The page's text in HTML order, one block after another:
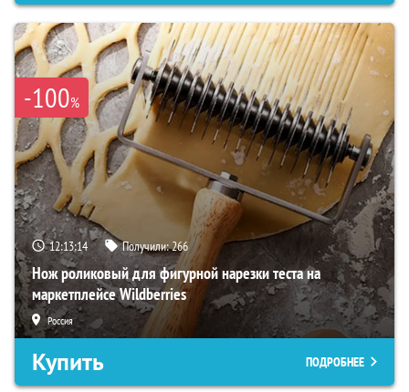
-100%
12:13:13 Получили:266
Нож роликовый для фигурной нарезки теста на
маркетплейсе Wildberries
Россия
Купить ПОДРОБНЕЕ